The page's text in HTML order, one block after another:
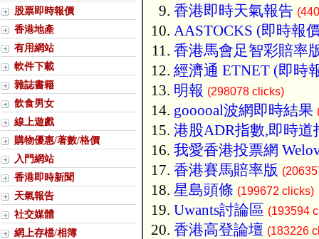
股票即時報價
香港地產
有用網站
軟件下載
雜誌書籍
飲食男女
線上遊戲
購物優惠/著數/格價
入門網站
香港即時新聞
天氣報告
社交媒體
網上存檔/相簿
香港即時天氣報告
AASTOCKS (即時報
香港馬會足智彩賠率
經濟通 ETNET (即時
明報 (298078 clicks)
gooooal波網即時結果
港股ADR指數,即時道
我愛香港投票網
香港賽馬賠率版
星島頭條 (199672 clicks)
Uwants討論區 (193594
香港高登論壇 (183226